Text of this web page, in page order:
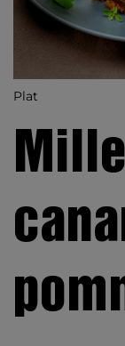
Plat